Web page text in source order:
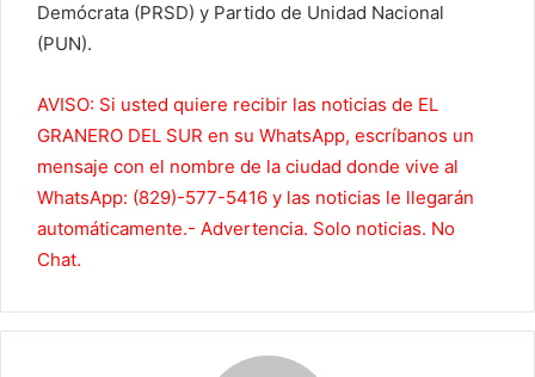
Demócrata (PRSD) y Partido de Unidad Nacional
(PUN).
AVISO: Si usted quiere recibir las noticias de EL
GRANERO DEL SUR en su WhatsApp, escríbanos un
mensaje con el nombre de la ciudad donde vive al
WhatsApp: (829)-577-5416 y las noticias le llegarán
automáticamente.- Advertencia. Solo noticias. No
Chat.